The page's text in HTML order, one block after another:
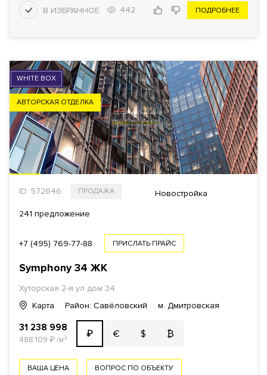
442 ПОДРОБНЕЕ
WHITE BOX
АВТОРСКАЯ ОТДЕЛКА
ID: 572646 ПРОДАЖА Новостройка
241 предложение
+7 (495) 769-77-88 ПРИСЛАТЬ ПРАЙС
Symphony 34 ЖК
Хуторская 2-я ул дом 34
Карта
Район: Савёловский м. Дмитровская
31 238 998
488 109 ₽/м² ₽ € $ ₿
ВАША ЦЕНА ВОПРОС ПО ОБЪЕКТУ